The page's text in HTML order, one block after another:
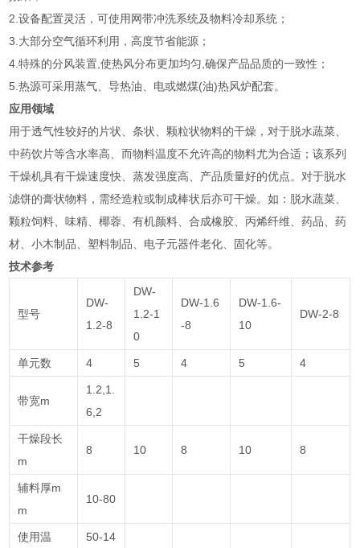
2.设备配置灵活，可使用网带冲洗系统及物料冷却系统；
3.大部分空气循环利用，高度节省能源；
4.特殊的分风装置,使热风分布更加均匀,确保产品品质的一致性；
5.热源可采用蒸气、导热油、电或燃煤(油)热风炉配套。
应用领域
用于透气性较好的片状、条状、颗粒状物料的干燥，对于脱水蔬菜、
中药饮片等含水率高、而物料温度不允许高的物料尤为合适；该系列
干燥机具有干燥速度快、蒸发强度高、产品质量好的优点。对于脱水
滤饼的膏状物料，需经造粒或制成棒状后亦可干燥。如：脱水蔬菜、
颗粒饲料、味精、椰蓉、有机颜料、合成橡胶、丙烯纤维、药品、药
材、小木制品、塑料制品、电子元器件老化、固化等。
技术参考
型号
DW-
1.2-8
DW-
1.2-1
0
DW-1.6
-8
DW-1.6-
10
DW-2-8
单元数 4 5 4 5 4
带宽m
1.2,1.
6,2
干燥段长
m
8 10 8 10 8
辅料厚m
m
10-80
使用温
50-14